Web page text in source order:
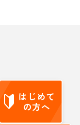
はじめて
の方へ